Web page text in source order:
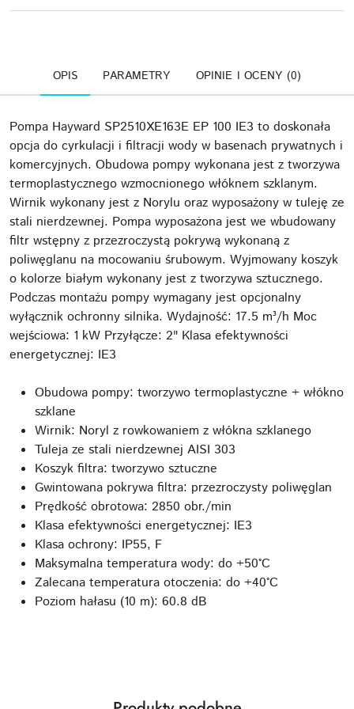
OPIS PARAMETRY OPINIE I OCENY (0)
Pompa Hayward SP2510XE163E EP 100 IE3 to doskonała
opcja do cyrkulacji i filtracji wody w basenach prywatnych i
komercyjnych. Obudowa pompy wykonana jest z tworzywa
termoplastycznego wzmocnionego włóknem szklanym.
Wirnik wykonany jest z Norylu oraz wyposażony w tuleję ze
stali nierdzewnej. Pompa wyposażona jest we wbudowany
filtr wstępny z przezroczystą pokrywą wykonaną z
poliwęglanu na mocowaniu śrubowym. Wyjmowany koszyk
o kolorze białym wykonany jest z tworzywa sztucznego.
Podczas montażu pompy wymagany jest opcjonalny
wyłącznik ochronny silnika. Wydajność: 17.5 m³/h Moc
wejściowa: 1 kW Przyłącze: 2" Klasa efektywności
energetycznej: IE3
Obudowa pompy: tworzywo termoplastyczne + włókno
szklane
Wirnik: Noryl z rowkowaniem z włókna szklanego
Tuleja ze stali nierdzewnej AISI 303
Koszyk filtra: tworzywo sztuczne
Gwintowana pokrywa filtra: przezroczysty poliwęglan
Prędkość obrotowa: 2850 obr./min
Klasa efektywności energetycznej: IE3
Klasa ochrony: IP55, F
Maksymalna temperatura wody: do +50°C
Zalecana temperatura otoczenia: do +40°C
Poziom hałasu (10 m): 60.8 dB